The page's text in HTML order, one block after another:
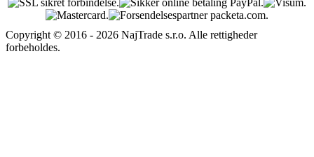
Copyright © 2016 - 2026 NajTrade s.r.o. Alle rettigheder
forbeholdes.